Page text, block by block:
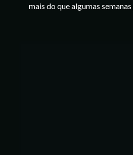
mais do que algumas